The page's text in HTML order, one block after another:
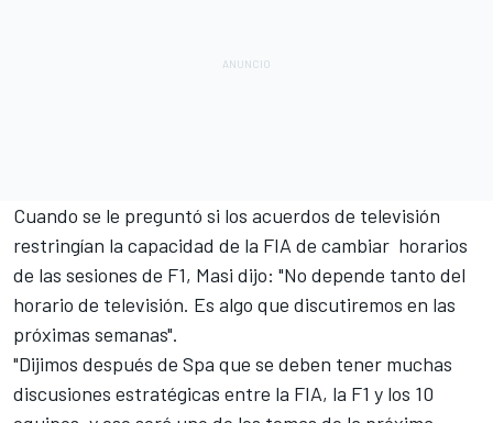
Cuando se le preguntó si los acuerdos de televisión
restringían la capacidad de la FIA de cambiar horarios
de las sesiones de F1, Masi dijo: "No depende tanto del
horario de televisión. Es algo que discutiremos en las
próximas semanas".
"Dijimos después de Spa que se deben tener muchas
discusiones estratégicas entre la FIA, la F1 y los 10